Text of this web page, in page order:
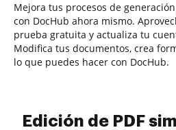
Mejora tus procesos de
con DocHub ahora mismo.
prueba gratuita y actualiza tu
Modifica tus documentos, crea
lo que puedes hacer con DocHub.
Edición de PDF